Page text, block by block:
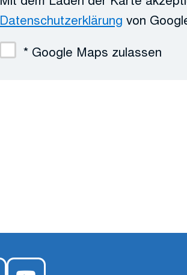
Datenschutzerklärung von
* Google Maps zulassen